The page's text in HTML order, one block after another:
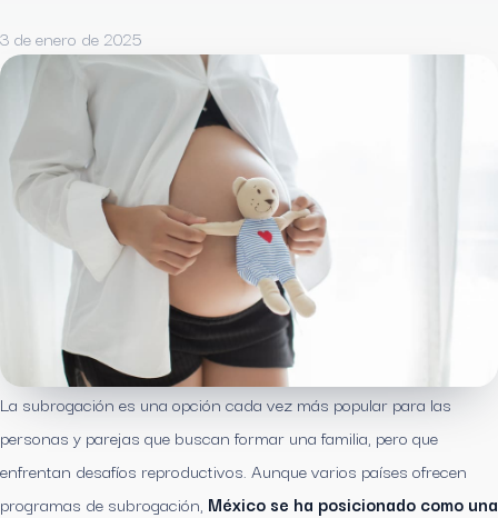
3 de enero de 2025
La subrogación es una opción cada vez más popular para las
personas y parejas que buscan formar una familia, pero que
enfrentan desafíos reproductivos. Aunque varios países ofrecen
programas de subrogación, México se ha posicionado como una